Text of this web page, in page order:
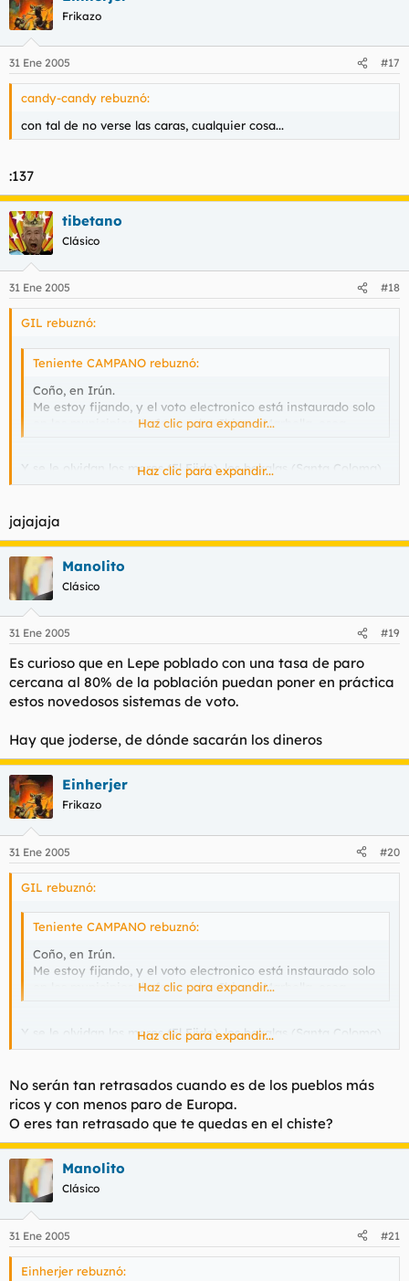
Frikazo
31 Ene 2005 #17
candy-candy rebuznó:
con tal de no verse las caras, cualquier cosa...
:137
tibetano
Clásico
31 Ene 2005 #18
GIL rebuznó:
Teniente CAMPANO rebuznó:
Coño, en Irún.
Me estoy fijando, y el voto electronico está instaurado solo
en los municipios de feas, salvo Ibiza y Marbella, osea.
Haz clic para expandir...
Y se le olvidan los moros (El Ejido), los bakalas (Santa Coloma)
y los retrasados (Lepe)
Haz clic para expandir...
jajajaja
Manolito
Clásico
31 Ene 2005 #19
Es curioso que en Lepe poblado con una tasa de paro
cercana al 80% de la población puedan poner en práctica
estos novedosos sistemas de voto.
Hay que joderse, de dónde sacarán los dineros
Einherjer
Frikazo
31 Ene 2005 #20
GIL rebuznó:
Teniente CAMPANO rebuznó:
Coño, en Irún.
Me estoy fijando, y el voto electronico está instaurado solo
en los municipios de feas, salvo Ibiza y Marbella, osea.
Haz clic para expandir...
Y se le olvidan los moros (El Ejido), los bakalas (Santa Coloma)
y los retrasados (Lepe)
Haz clic para expandir...
No serán tan retrasados cuando es de los pueblos más
ricos y con menos paro de Europa.
O eres tan retrasado que te quedas en el chiste?
Manolito
Clásico
31 Ene 2005 #21
Einherjer rebuznó: